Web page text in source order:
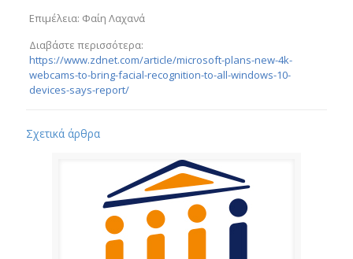
Επιμέλεια: Φαίη Λαχανά
Διαβάστε περισσότερα:
https://www.zdnet.com/article/microsoft-plans-new-4k-
webcams-to-bring-facial-recognition-to-all-windows-10-
devices-says-report/
Σχετικά άρθρα